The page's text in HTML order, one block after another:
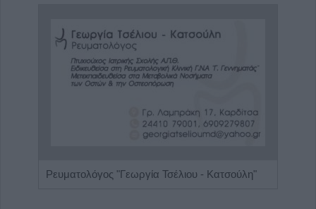
Ρευματολόγος "Γεωργία Τσέλιου - Κατσούλη"